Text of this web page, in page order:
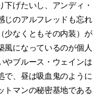
下げたいし、アンディ・
じのアルフレッドも忘れ
少なくともその内装）が
風になっているのが個人
やブルース・ウェインは
で、昼は吸血鬼のように
トマンの秘密基地である